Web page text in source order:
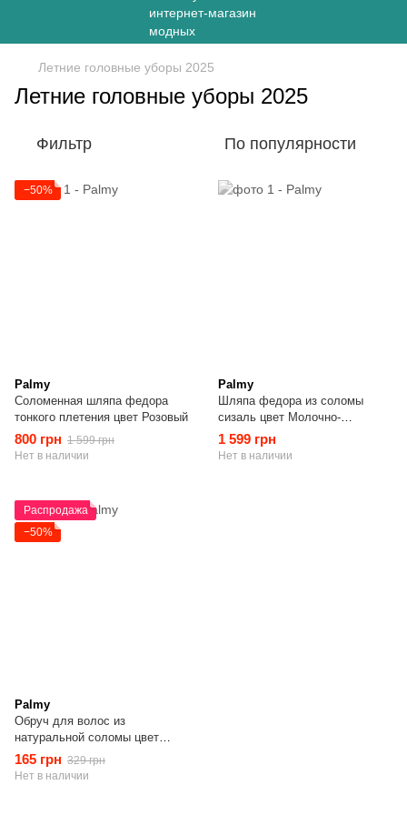
Летние головные уборы 2025
Летние головные уборы 2025
Фильтр По популярности
−50%
Palmy
Соломенная шляпа федора
тонкого плетения цвет Розовый
800 грн 1 599 грн
Нет в наличии
Palmy
Шляпа федора из соломы
сизаль цвет Молочно-
жемчужный
1 599 грн
Нет в наличии
Распродажа
−50%
Palmy
Обруч для волос из
натуральной соломы цвет
Молочный
165 грн 329 грн
Нет в наличии